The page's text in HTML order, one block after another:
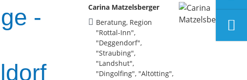
-
Carina Matzelsberger
Beratung, Region
"Rottal-Inn",
"Deggendorf",
"Straubing",
"Landshut",
"Dingolfing", "Altötting",